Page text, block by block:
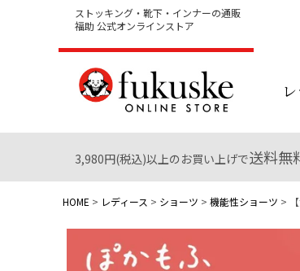
ストッキング・靴下・インナーの通販
福助 公式オンラインストア
3,980円(税込)以上のお買い上げで送料無
HOME レディース ショーツ 機能性ショーツ